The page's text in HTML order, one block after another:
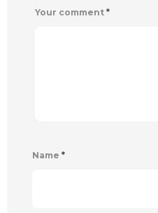
Your comment *
Name *